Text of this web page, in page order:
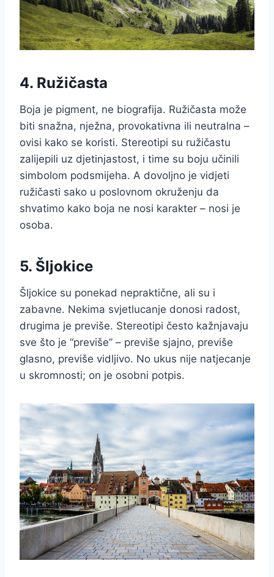
4. Ružičasta
Boja je pigment, ne biografija. Ružičasta može
biti snažna, nježna, provokativna ili neutralna –
ovisi kako se koristi. Stereotipi su ružičastu
zalijepili uz djetinjastost, i time su boju učinili
simbolom podsmijeha. A dovoljno je vidjeti
ružičasti sako u poslovnom okruženju da
shvatimo kako boja ne nosi karakter – nosi je
osoba.
5. Šljokice
Šljokice su ponekad nepraktične, ali su i
zabavne. Nekima svjetlucanje donosi radost,
drugima je previše. Stereotipi često kažnjavaju
sve što je “previše” – previše sjajno, previše
glasno, previše vidljivo. No ukus nije natjecanje
u skromnosti; on je osobni potpis.